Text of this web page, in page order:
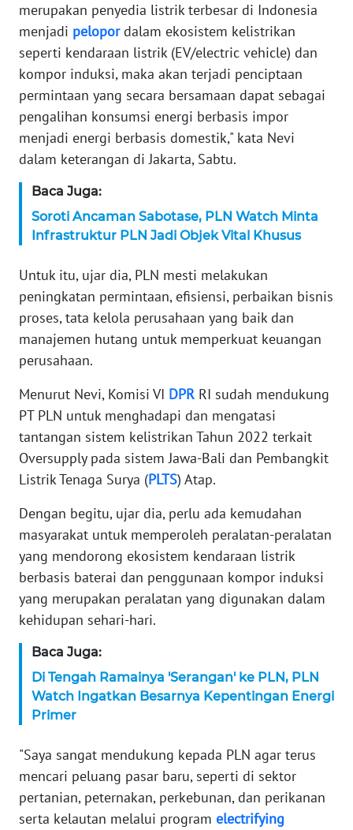
merupakan penyedia listrik terbesar di Indonesia
menjadi pelopordalam ekosistem kelistrikan
seperti kendaraan listrik (EV/electric vehicle) dan
kompor induksi, maka akan terjadi penciptaan
permintaan yang secara bersamaan dapat sebagai
pengalihan konsumsi energi berbasis impor
menjadi energi berbasis domestik," kata Nevi
dalam keterangan di Jakarta, Sabtu.
Baca Juga:
Soroti Ancaman Sabotase, PLN Watch Minta
Infrastruktur PLN Jadi Objek Vital Khusus
Untuk itu, ujar dia, PLN mesti melakukan
peningkatan permintaan, efisiensi, perbaikan bisnis
proses, tata kelola perusahaan yang baik dan
manajemen hutang untuk memperkuat keuangan
perusahaan.
Menurut Nevi, Komisi VI DPR RI sudah mendukung
PT PLN untuk menghadapi dan mengatasi
tantangan sistem kelistrikan Tahun 2022 terkait
Oversupply pada sistem Jawa-Bali dan Pembangkit
Listrik Tenaga Surya (PLTS) Atap.
Dengan begitu, ujar dia, perlu ada kemudahan
masyarakat untuk memperoleh peralatan-peralatan
yang mendorong ekosistem kendaraan listrik
berbasis baterai dan penggunaan kompor induksi
yang merupakan peralatan yang digunakan dalam
kehidupan sehari-hari.
Baca Juga:
Di Tengah Ramainya 'Serangan' ke PLN, PLN
Watch Ingatkan Besarnya Kepentingan Energi
Primer
"Saya sangat mendukung kepada PLN agar terus
mencari peluang pasar baru, seperti di sektor
pertanian, peternakan, perkebunan, dan perikanan
serta kelautan melalui program electrifying
News
Regional
WN
SUMUT
WN
JAKARTA
WN
WN
NTT
WN
WN
PAPUA
WN
BARAT
WN
RIAU
WN
SERAMBI
WN
JAMBI
NTB